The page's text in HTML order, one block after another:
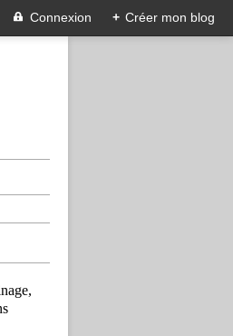
Connexion + Créer mon blog